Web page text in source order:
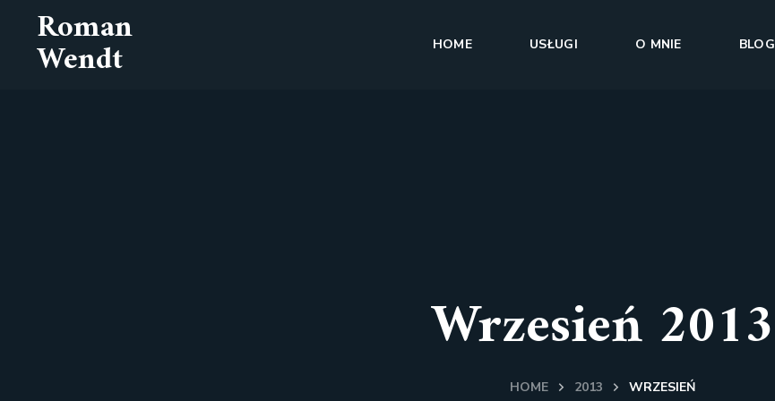
Roman
Wendt HOME USŁUGI O MNIE BLOG
Wrzesień 2013
HOME 2013 WRZESIEŃ